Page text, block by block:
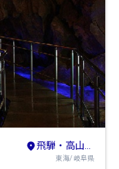
飛騨・高山・奥飛騨
東海/ 岐阜県